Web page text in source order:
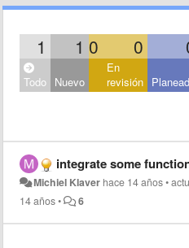
1 1 0 0
Todo Nuevo
En
revisión
integrate some
Michiel Klaver hace 14 años•
14 años• 6